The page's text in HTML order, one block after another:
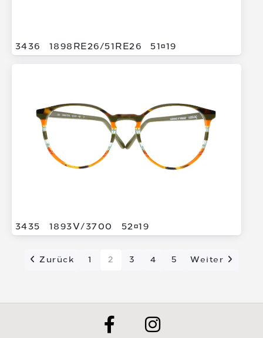
3436 1898RE26/51RE26 5119
3435 1893V/3700 5219
Zurück 1 2 3 4 5 Weiter